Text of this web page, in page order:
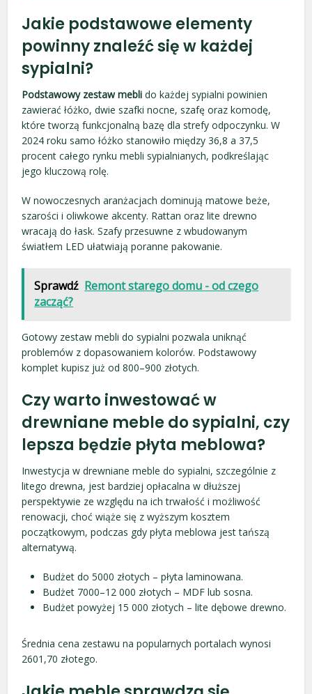
Jakie podstawowe elementy
powinny znaleźć się w każdej
sypialni?
Podstawowy zestaw mebli do każdej sypialni powinien
zawierać łóżko, dwie szafki nocne, szafę oraz komodę,
które tworzą funkcjonalną bazę dla strefy odpoczynku. W
2024 roku samo łóżko stanowiło między 36,8 a 37,5
procent całego rynku mebli sypialnianych, podkreślając
jego kluczową rolę.
W nowoczesnych aranżacjach dominują matowe beże,
szarości i oliwkowe akcenty. Rattan oraz lite drewno
wracają do łask. Szafy przesuwne z wbudowanym
światłem LED ułatwiają poranne pakowanie.
Sprawdź Remont starego domu - od czego
zacząć?
Gotowy zestaw mebli do sypialni pozwala uniknąć
problemów z dopasowaniem kolorów. Podstawowy
komplet kupisz już od 800–900 złotych.
Czy warto inwestować w
drewniane meble do sypialni, czy
lepsza będzie płyta meblowa?
Inwestycja w drewniane meble do sypialni, szczególnie z
litego drewna, jest bardziej opłacalna w dłuższej
perspektywie ze względu na ich trwałość i możliwość
renowacji, choć wiąże się z wyższym kosztem
początkowym, podczas gdy płyta meblowa jest tańszą
alternatywą.
Budżet do 5000 złotych – płyta laminowana.
Budżet 7000–12 000 złotych – MDF lub sosna.
Budżet powyżej 15 000 złotych – lite dębowe drewno.
Średnia cena zestawu na popularnych portalach wynosi
2601,70 złotego.